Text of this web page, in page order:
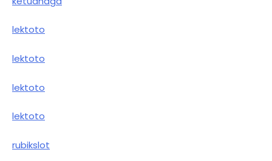
lektoto
lektoto
lektoto
lektoto
rubikslot